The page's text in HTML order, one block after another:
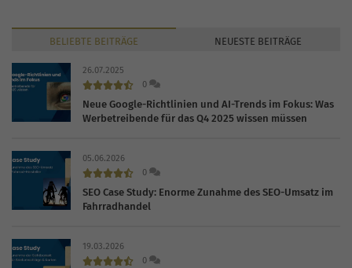
BELIEBTE BEITRÄGE NEUESTE BEITRÄGE
26.07.2025
0
Neue Google-Richtlinien und AI-Trends im Fokus: Was
Werbetreibende für das Q4 2025 wissen müssen
05.06.2026
0
SEO Case Study: Enorme Zunahme des SEO-Umsatz im
Fahrradhandel
19.03.2026
0